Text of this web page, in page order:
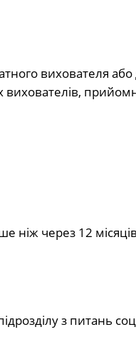
вихователя або
вихователів,
ніж через 12
з питань